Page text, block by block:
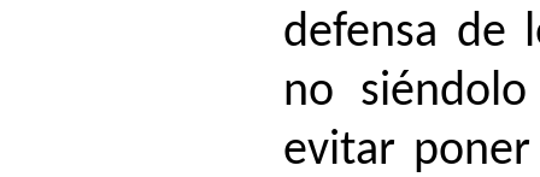
defensa de
no
evitar